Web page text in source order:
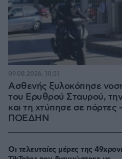
Ασθενής ξυλοκόπησε
του Ερυθρού Σταυρού,
και τη χτύπησε σε πόρτες
ΠΟΕΔΗΝ
09.08.2026, 10:51
Οι τελευταίες μέρες της